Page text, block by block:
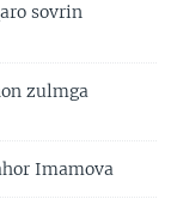
sovrin
zulmga
Imamova